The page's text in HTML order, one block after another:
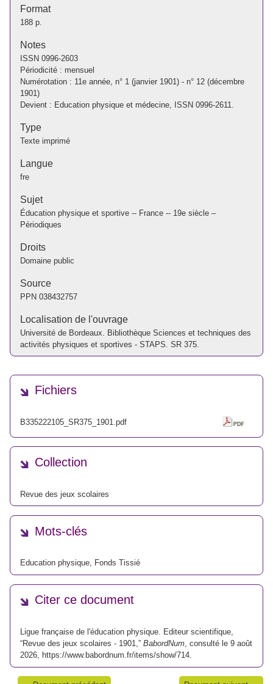
Format
188 p.
Notes
ISSN 0996-2603
Périodicité : mensuel
Numérotation : 11e année, n° 1 (janvier 1901) - n° 12 (décembre
1901)
Devient : Education physique et médecine, ISSN 0996-2611.
Type
Texte imprimé
Langue
fre
Sujet
Éducation physique et sportive -- France -- 19e siècle –
Périodiques
Droits
Domaine public
Source
PPN 038432757
Localisation de l'ouvrage
Université de Bordeaux. Bibliothèque Sciences et techniques des
activités physiques et sportives - STAPS. SR 375.
Fichiers
B335222105_SR375_1901.pdf
Collection
Revue des jeux scolaires
Mots-clés
Education physique, Fonds Tissié
Citer ce document
Ligue française de l'éducation physique. Editeur scientifique,
“Revue des jeux scolaires - 1901,” BabordNum , consulté le 9 août
2026,
https://www.babordnum.fr/items/show/714